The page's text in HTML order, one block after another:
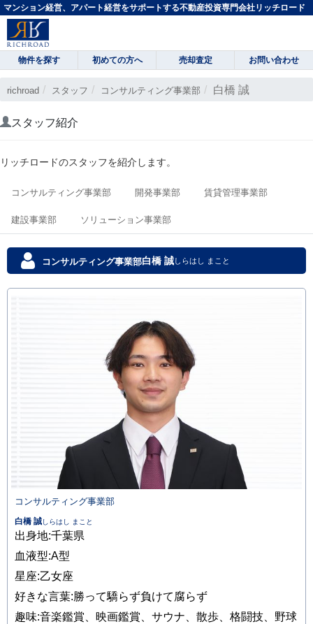
マンション経営、アパート経営をサポートする不動産投資専門会社リッチロード
物件を探す 初めての方へ 売却査定 お問い合わせ
richroad スタッフ コンサルティング事業部 白橋 誠
スタッフ紹介
リッチロードのスタッフを紹介します。
コンサルティング事業部 開発事業部 賃貸管理事業部
建設事業部 ソリューション事業部
コンサルティング事業部白橋 誠しらはし まこと
コンサルティング事業部
白橋 誠しらはし まこと
出身地:千葉県
血液型:A型
星座:乙女座
好きな言葉:勝って驕らず負けて腐らず
趣味:音楽鑑賞、映画鑑賞、サウナ、散歩、格闘技、野球